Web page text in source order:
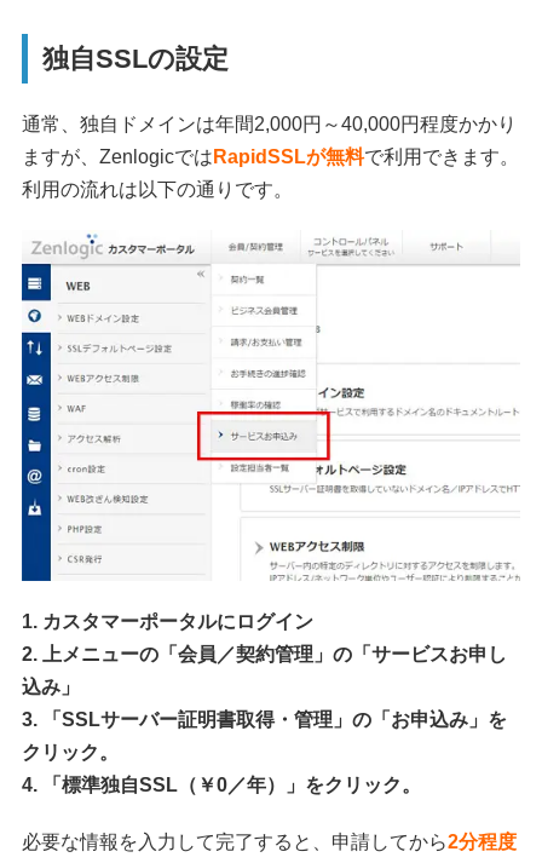
独自SSLの設定
通常、独自ドメインは年間2,000円～40,000円程度かかり
ますが、Zenlogicでは RapidSSLが無料で利用できます。
利用の流れは以下の通りです。
1. カスタマーポータルにログイン
2. 上メニューの「会員／契約管理」の「サービスお申し
込み」
3. 「SSLサーバー証明書取得・管理」の「お申込み」を
クリック。
4. 「標準独自SSL（￥0／年）」をクリック。
必要な情報を入力して完了すると、申請してから2分程度